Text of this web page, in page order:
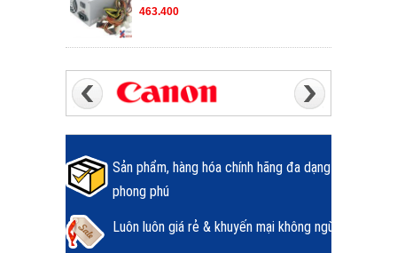
463.400
Sản phẩm, hàng hóa chính hãng đa dạng
phong phú
Luôn luôn giá rẻ & khuyến mại không ngừng.